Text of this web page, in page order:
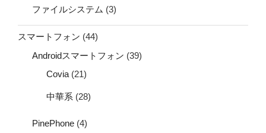
ファイルシステム (3)
スマートフォン (44)
Androidスマートフォン (39)
Covia (21)
中華系 (28)
PinePhone (4)